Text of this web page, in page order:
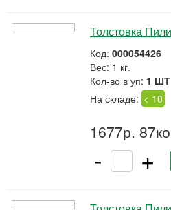
Толстовка
Код: 000054426
Вес: 1 кг.
Кол-во в уп: 1 ШТ
На складе: < 10
1677р.
- +